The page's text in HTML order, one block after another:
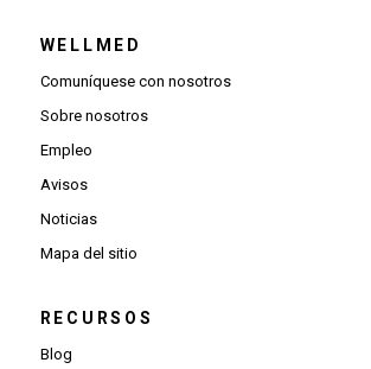
WELLMED
Comuníquese con nosotros
Sobre nosotros
Empleo
Avisos
Noticias
Mapa del sitio
RECURSOS
Blog